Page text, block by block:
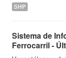
SHP
Sistema de
Ferrocarril -